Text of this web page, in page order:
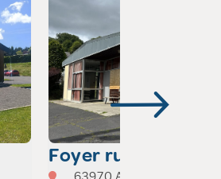
Foyer rural –